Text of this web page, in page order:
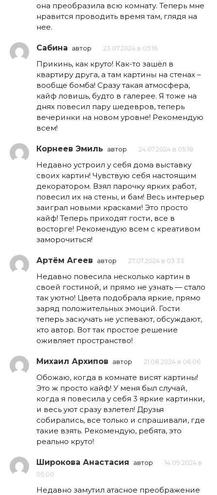
она преобразила всю комнату. Теперь мне
нравится проводить время там, глядя на
нее.
Сабина автор 23.07.2024 в 05:16
Прикинь, как круто! Как-то зашёл в
квартиру друга, а там картины на стенах –
вообще бомба! Сразу такая атмосфера,
кайф ловишь, будто в галерее. Я тоже на
днях повесил пару шедевров, теперь
вечеринки на новом уровне! Рекомендую
всем!
Корнеев Эмиль автор 24.07.2024 в 05:18
Недавно устроил у себя дома выставку
своих картин! Чувствую себя настоящим
декоратором. Взял парочку ярких работ,
повесил их на стены, и бам! Весь интерьер
заиграл новыми красками! Это просто
кайф! Теперь приходят гости, все в
восторге! Рекомендую всем с креативом
заморочиться!
Артём Агеев автор 27.07.2024 в 03:33
Недавно повесила несколько картин в
своей гостиной, и прямо не узнать — стало
так уютно! Цвета подобрала яркие, прямо
заряд положительных эмоций. Гости
теперь заскучать не успевают, обсуждают,
кто автор. Вот так простое решение
оживляет пространство!
Михаил Архипов автор 21.08.2024 в 06:06
Обожаю, когда в комнате висят картины!
Это ж просто кайф! У меня был случай,
когда я повесила у себя 3 яркие картинки,
и весь уют сразу взлетел! Друзья
собирались, все только и спрашивали, где
такие взять. Рекомендую, ребята, это
реально круто!
Широкова Анастасия автор
14.09.2024 в
05:00
Недавно замутил атасное преображение